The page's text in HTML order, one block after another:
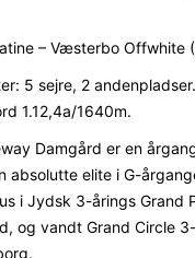
– Væsterbo Offwhite
5 sejre, 2
1.12,4a/1640m.
Damgård er en
absolutte elite i G-
i Jydsk 3-årings Grand
og vandt Grand Circle